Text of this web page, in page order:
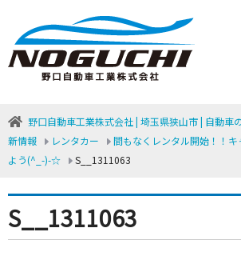
野口自動車工業株式会社 | 埼玉県狭山市 | 自動車
新情報
レンタカー
間もなくレンタル開始！！
よう(^_-)-☆
S__1311063
S__1311063